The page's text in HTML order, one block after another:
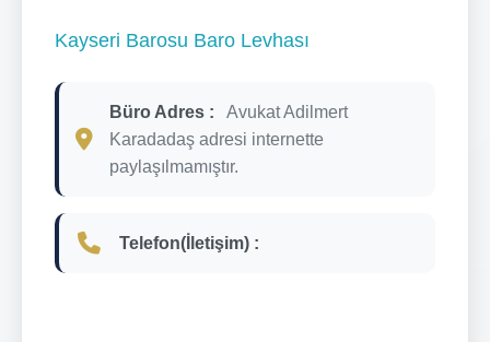
Kayseri Barosu Baro Levhası
Büro Adres :
Avukat Adilmert
Karadadaş adresi internette
paylaşılmamıştır.
Telefon(İletişim) :